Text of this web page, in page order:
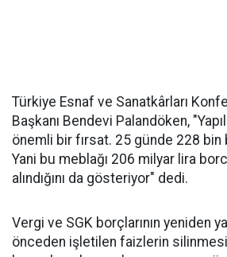
Türkiye Esnaf ve Sanatkârları
Başkanı Bendevi Palandöken,
önemli bir fırsat. 25 günde 228 bin
Yani bu meblağı 206 milyar lira
alındığını da gösteriyor" dedi.
Vergi ve SGK borçlarının yeniden
önceden işletilen faizlerin